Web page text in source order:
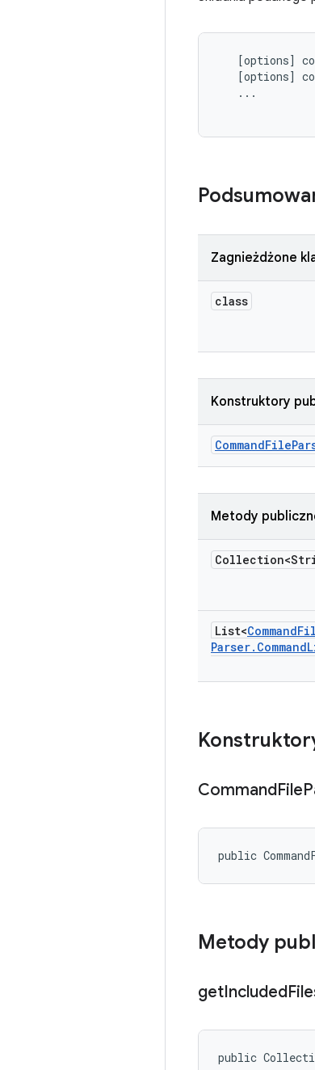
[options]
[options]
   ...
Zagnieżdżone
class
Konstruktory
CommandFile
Metody
List<Command
Parser. Command
CommandFile
public
Metody
getIncluded
public